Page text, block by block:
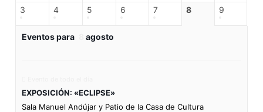
3 4 5 6 7 8 9
Eventos para agosto
EXPOSICIÓN: «ECLIPSE»
Sala Manuel Andújar y Patio de la Casa de Cultura